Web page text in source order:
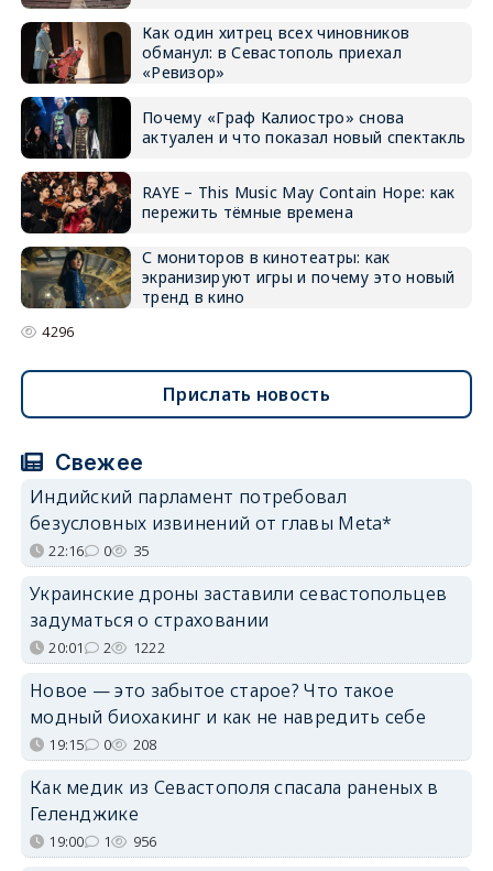
Как один хитрец всех чиновников
обманул: в Севастополь приехал
«Ревизор»
Почему «Граф Калиостро» снова
актуален и что показал новый спектакль
RAYE – This Music May Contain Hope: как
пережить тёмные времена
С мониторов в кинотеатры: как
экранизируют игры и почему это новый
тренд в кино
4296
Прислать новость
Свежее
Индийский парламент потребовал
безусловных извинений от главы Meta*
22:16 0 35
Украинские дроны заставили севастопольцев
задуматься о страховании
20:01 2 1222
Новое — это забытое старое? Что такое
модный биохакинг и как не навредить себе
19:15 0 208
Как медик из Севастополя спасала раненых в
Геленджике
19:00 1 956